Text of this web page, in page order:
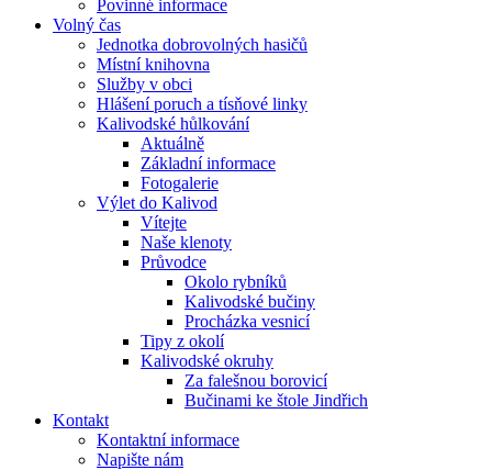
Povinné informace
Volný čas
Jednotka dobrovolných hasičů
Místní knihovna
Služby v obci
Hlášení poruch a tísňové linky
Kalivodské hůlkování
Aktuálně
Základní informace
Fotogalerie
Výlet do Kalivod
Vítejte
Naše klenoty
Průvodce
Okolo rybníků
Kalivodské bučiny
Procházka vesnicí
Tipy z okolí
Kalivodské okruhy
Za falešnou borovicí
Bučinami ke štole Jindřich
Kontakt
Kontaktní informace
Napište nám